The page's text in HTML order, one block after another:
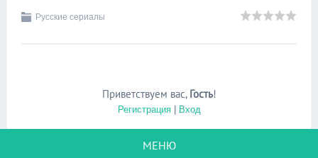
Русские сериалы
Приветствуем вас, Гость!
Регистрация| Вход
МЕНЮ